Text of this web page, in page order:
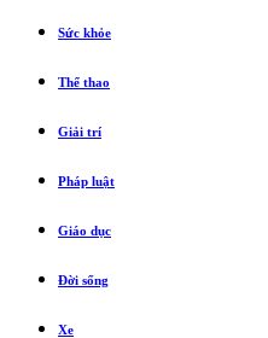
Sức khỏe
Thể thao
Giải trí
Pháp luật
Giáo dục
Đời sống
Xe